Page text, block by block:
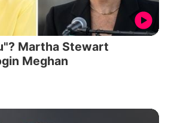
Martha Stewart
Meghan